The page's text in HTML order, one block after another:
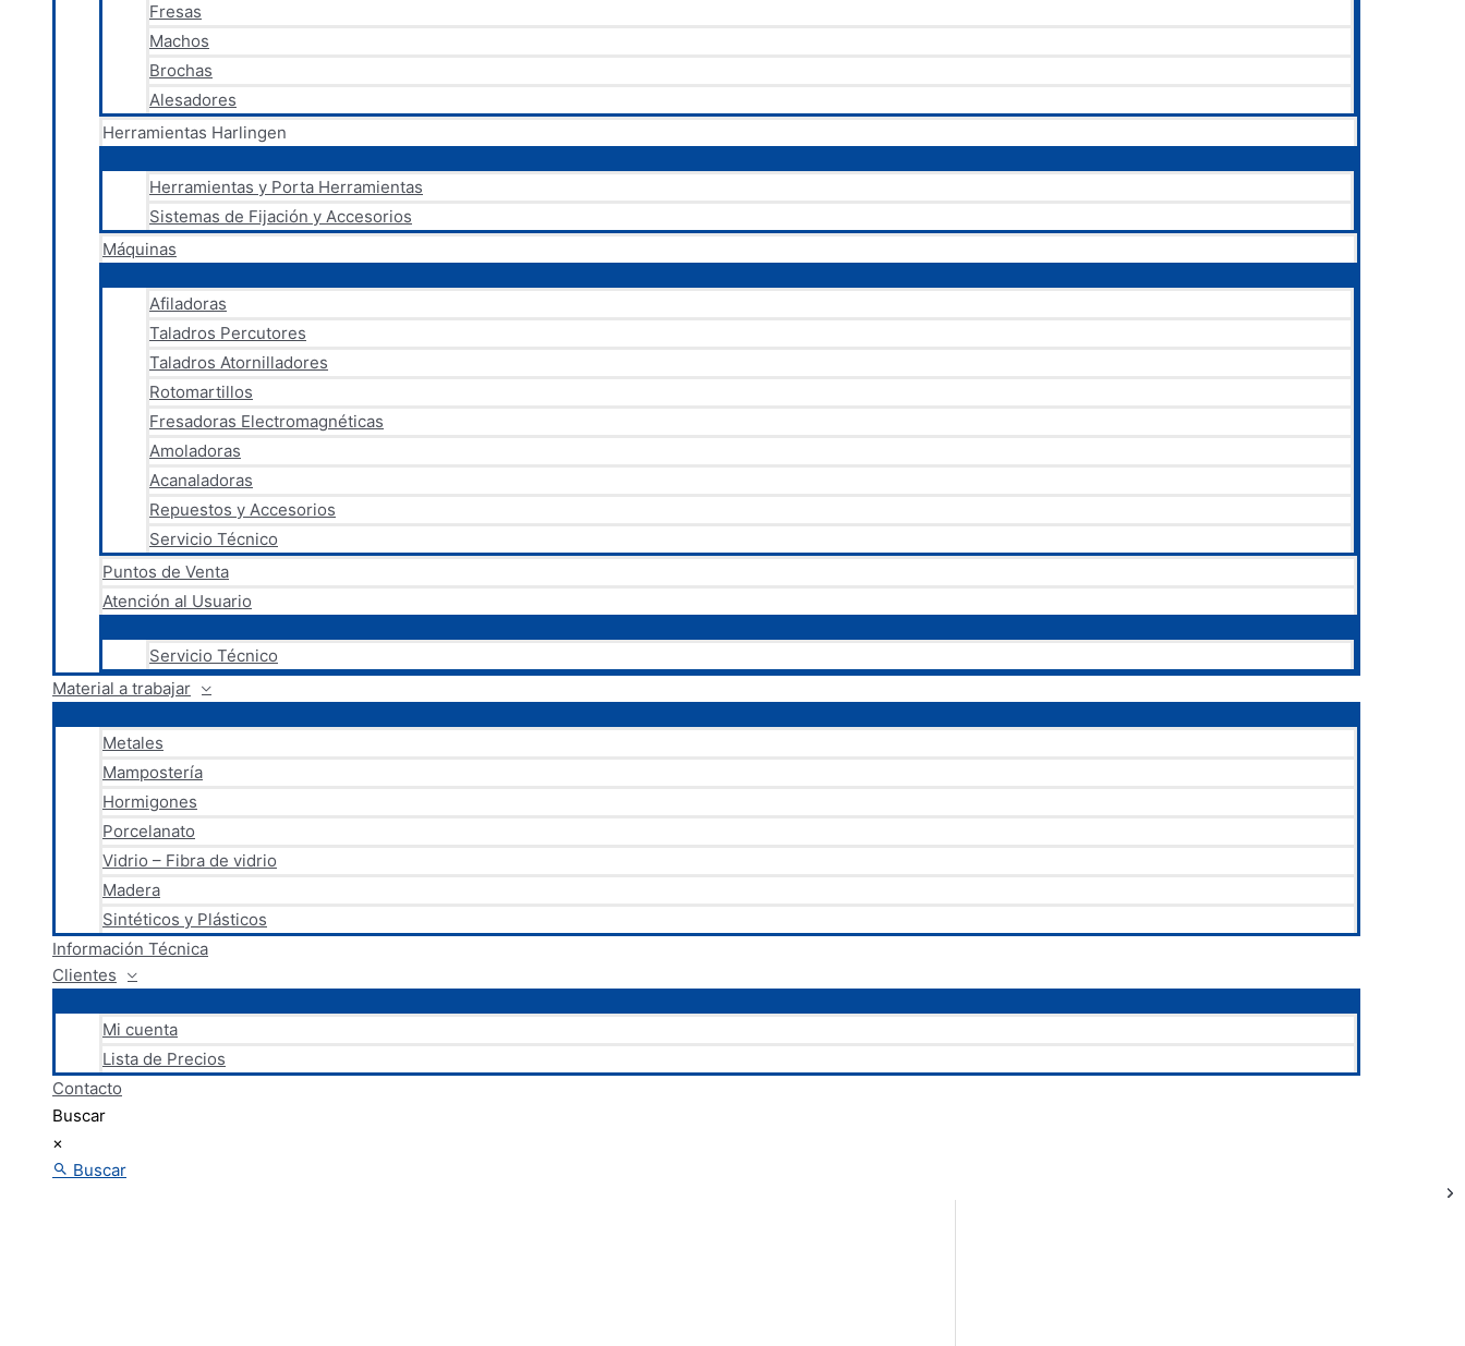
Fresas
Machos
Brochas
Alesadores
Herramientas Harlingen
Herramientas y Porta Herramientas
Sistemas de Fijación y Accesorios
Máquinas
Afiladoras
Taladros Percutores
Taladros Atornilladores
Rotomartillos
Fresadoras Electromagnéticas
Amoladoras
Acanaladoras
Repuestos y Accesorios
Servicio Técnico
Puntos de Venta
Atención al Usuario
Servicio Técnico
Material a trabajar
Metales
Mampostería
Hormigones
Porcelanato
Vidrio – Fibra de vidrio
Madera
Sintéticos y Plásticos
Información Técnica
Clientes
Mi cuenta
Lista de Precios
Contacto
Buscar
×
Buscar